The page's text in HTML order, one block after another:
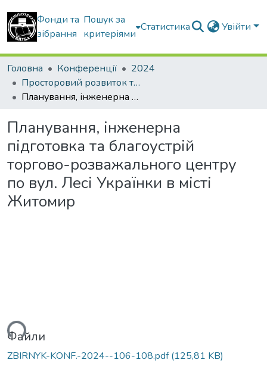
Фонди та
зібрання
Пошук за
критеріями
Статистика Увійти
Головна Конференції
2024
Просторовий розвиток територій: Традиції та інновації
Планування, інженерна підготовка та благоустрій торгово-розважального центру по вул. Лесі Українки в місті Житомир
Планування, інженерна
підготовка та благоустрій
торгово-розважального центру
по вул. Лесі Українки в місті
Житомир
Файли
ZBIRNYK-KONF.-2024--106-108.pdf(125,81 KB)